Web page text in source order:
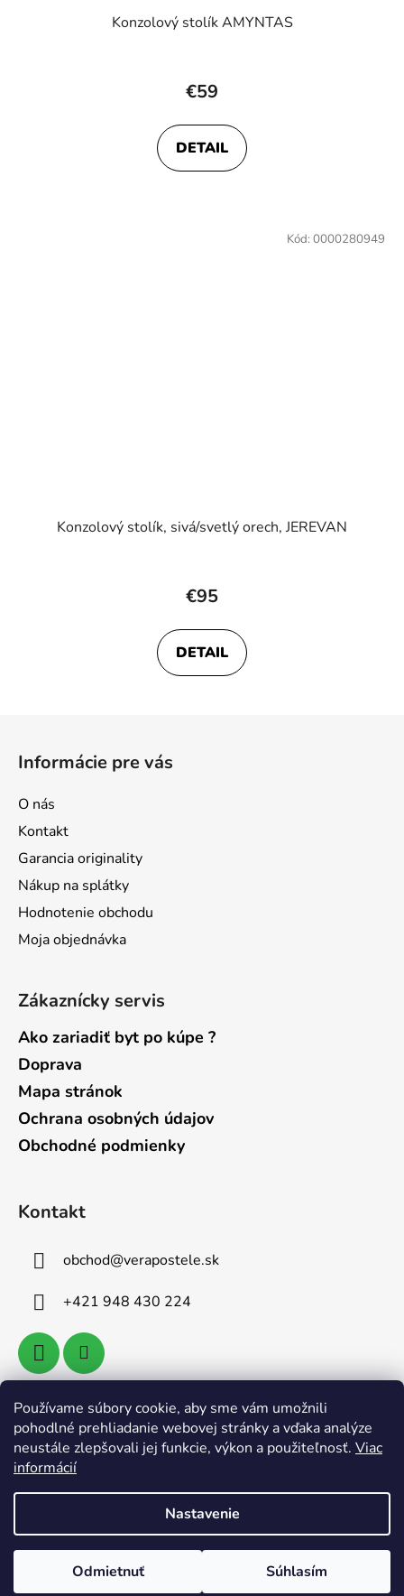
Používame súbory cookie, aby sme vám umožnili
pohodlné prehliadanie webovej stránky a vďaka analýze
neustále zlepšovali jej funkcie, výkon a použiteľnosť. Viac
informácií
Nastavenie
Odmietnuť Súhlasím
Konzolový stolík AMYNTAS
€59
DETAIL
Konzolový stolík, sivá/svetlý orech, JEREVAN
€95
DETAIL
Kód: 0000280949
Informácie pre vás
O nás
Kontakt
Garancia originality
Nákup na splátky
Hodnotenie obchodu
Moja objednávka
Zákaznícky servis
Ako zariadiť byt po kúpe ?
Doprava
Mapa stránok
Ochrana osobných údajov
Obchodné podmienky
Kontakt
obchod@verapostele.sk
+421 948 430 224
Vyhľadávanie
Vytvoril Shoptet
Copyright 2026
. Všetky práva